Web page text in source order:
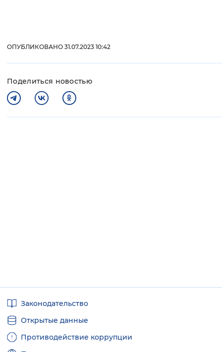
ОПУБЛИКОВАНО 31.07.2023 10:42
Поделиться новостью
ссылкиЗаконодательство
Открытые данные
Противодействие коррупции